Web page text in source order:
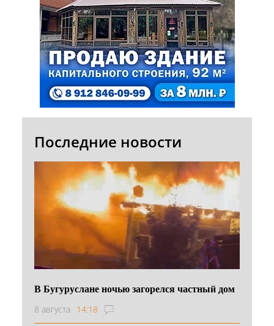
Последние новости
В Бугуруслане ночью загорелся частный дом
8 августа 14:18